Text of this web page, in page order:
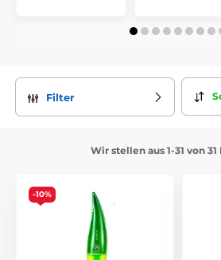
Filter
Wir stellen aus 1-31 von
-10%